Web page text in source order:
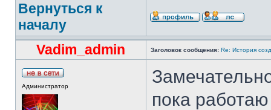
Вернуться к
началу
Vadim_admin
Заголовок сообщения: Re: История
Администратор
пока